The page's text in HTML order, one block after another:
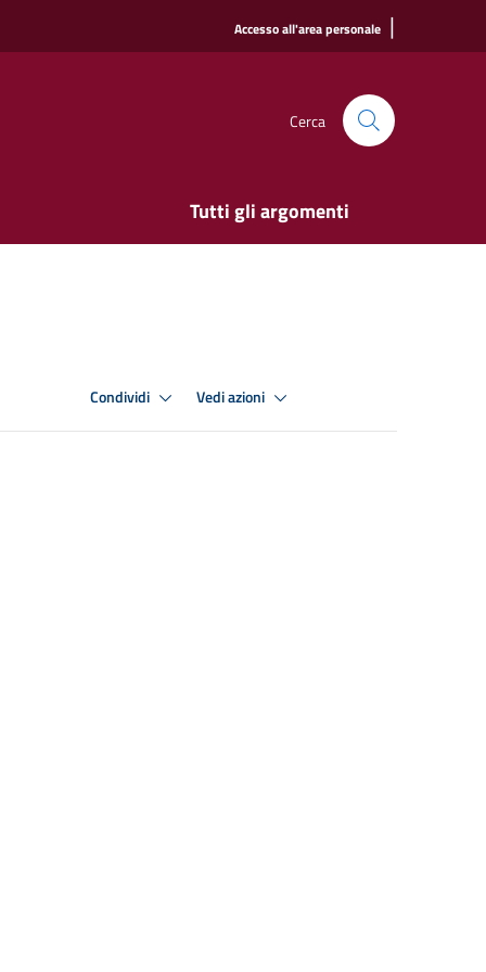
Accesso all'area personale |
Cerca
Tutti gli argomenti
Condividi Vedi azioni